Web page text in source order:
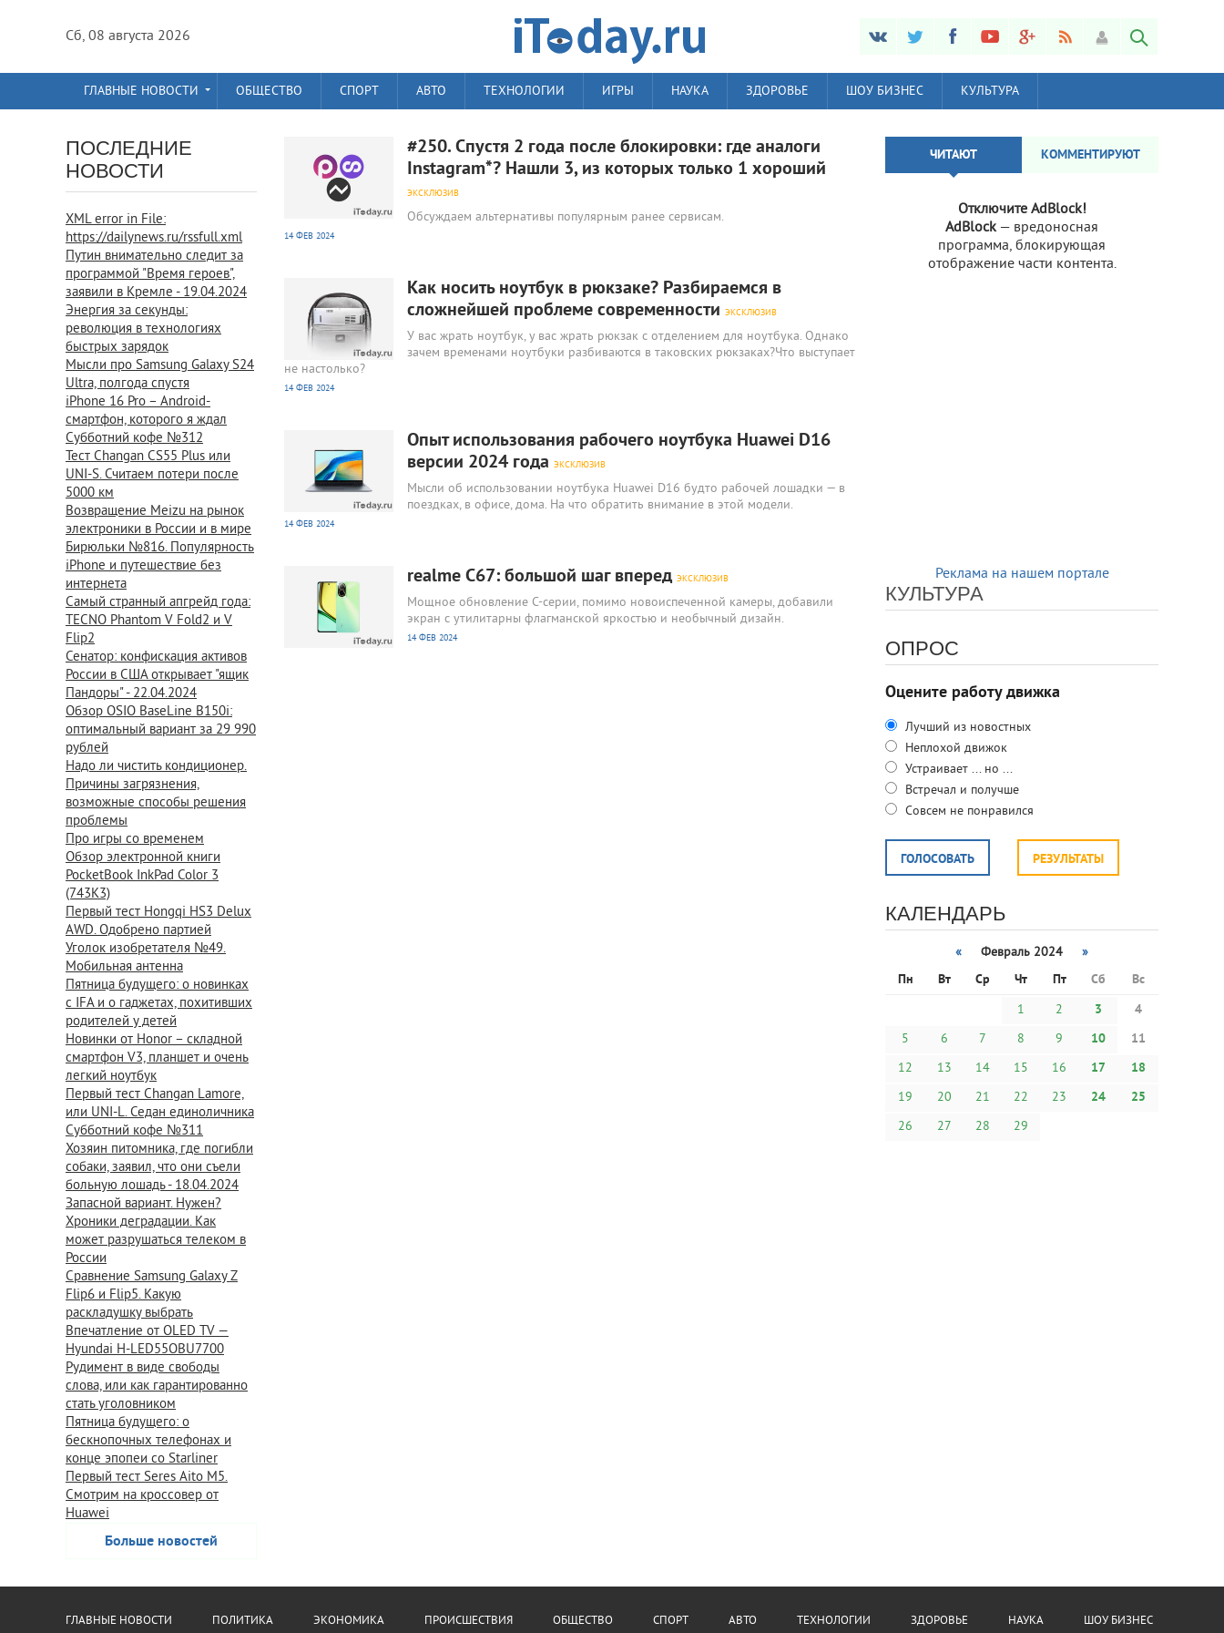
Сб, 08 августа 2026
ГЛАВНЫЕ НОВОСТИ ОБЩЕСТВО СПОРТ АВТО ТЕХНОЛОГИИ ИГРЫ НАУКА ЗДОРОВЬЕ ШОУ БИЗНЕС КУЛЬТУРА
ПОСЛЕДНИЕ
НОВОСТИ
XML error in File:
https://dailynews.ru/rssfull.xml
Путин внимательно следит за
программой "Время героев",
заявили в Кремле - 19.04.2024
Энергия за секунды:
революция в технологиях
быстрых зарядок
Мысли про Samsung Galaxy S24
Ultra, полгода спустя
iPhone 16 Pro – Android-
смартфон, которого я ждал
Субботний кофе №312
Тест Changan CS55 Plus или
UNI-S. Считаем потери после
5000 км
Возвращение Meizu на рынок
электроники в России и в мире
Бирюльки №816. Популярность
iPhone и путешествие без
интернета
Самый странный апгрейд года:
TECNO Phantom V Fold2 и V
Flip2
Сенатор: конфискация активов
России в США открывает "ящик
Пандоры" - 22.04.2024
Обзор OSIO BaseLine B150i:
оптимальный вариант за 29 990
рублей
Надо ли чистить кондиционер.
Причины загрязнения,
возможные способы решения
проблемы
Про игры со временем
Обзор электронной книги
PocketBook InkPad Color 3
(743K3)
Первый тест Hongqi HS3 Delux
AWD. Одобрено партией
Уголок изобретателя №49.
Мобильная антенна
Пятница будущего: о новинках
с IFA и о гаджетах, похитивших
родителей у детей
Новинки от Honor – складной
смартфон V3, планшет и очень
легкий ноутбук
Первый тест Changan Lamore,
или UNI-L. Седан единоличника
Субботний кофе №311
Хозяин питомника, где погибли
собаки, заявил, что они съели
больную лошадь - 18.04.2024
Запасной вариант. Нужен?
Хроники деградации. Как
может разрушаться телеком в
России
Сравнение Samsung Galaxy Z
Flip6 и Flip5. Какую
раскладушку выбрать
Впечатление от OLED TV —
Hyundai H-LED55OBU7700
Рудимент в виде свободы
слова, или как гарантированно
стать уголовником
Пятница будущего: о
бескнопочных телефонах и
конце эпопеи со Starliner
Первый тест Seres Aito M5.
Смотрим на кроссовер от
Huawei
Больше новостей
#250. Спустя 2 года после блокировки: где аналоги
Instagram*? Нашли 3, из которых только 1 хороший
ЭКСКЛЮЗИВ
Обсуждаем альтернативы популярным ранее сервисам.
14 ФЕВ 2024
Как носить ноутбук в рюкзаке? Разбираемся в
сложнейшей проблеме современности ЭКСКЛЮЗИВ
У вас жрать ноутбук, у вас жрать рюкзак с отделением для ноутбука. Однако
зачем временами ноутбуки разбиваются в таковских рюкзаках?Что выступает
не настолько?
14 ФЕВ 2024
Опыт использования рабочего ноутбука Huawei D16
версии 2024 года ЭКСКЛЮЗИВ
Мысли об использовании ноутбука Huawei D16 будто рабочей лошадки — в
поездках, в офисе, дома. На что обратить внимание в этой модели.
14 ФЕВ 2024
realme C67: большой шаг вперед ЭКСКЛЮЗИВ
Мощное обновление С-серии, помимо новоиспеченной камеры, добавили
экран с утилитарны флагманской яркостью и необычный дизайн.
14 ФЕВ 2024
ЧИТАЮТ КОММЕНТИРУЮТ
Отключите AdBlock!
AdBlock— вредоносная
программа, блокирующая
отображение части контента.
Реклама на нашем портале
КУЛЬТУРА
ОПРОС
Оцените работу движка
Лучший из новостных
Неплохой движок
Устраивает ... но ...
Встречал и получше
Совсем не понравился
ГОЛОСОВАТЬ РЕЗУЛЬТАТЫ
КАЛЕНДАРЬ
« Февраль 2024
»
Пн
Вт Ср Чт Пт Сб
Вс
1
2 3
4
5
6 7 8 9 10
11
12
13 14 15 16 17
18
19
20 21 22 23 24
25
26
27 28 29
ГЛАВНЫЕ НОВОСТИ ПОЛИТИКА ЭКОНОМИКА ПРОИСШЕСТВИЯ ОБЩЕСТВО СПОРТ АВТО ТЕХНОЛОГИИ ЗДОРОВЬЕ НАУКА ШОУ БИЗНЕС